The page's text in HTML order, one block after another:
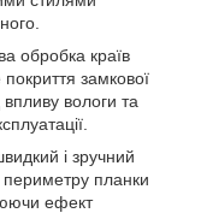
обробка країв
покриття замкової
вологи та
і зручний
планки
ефект